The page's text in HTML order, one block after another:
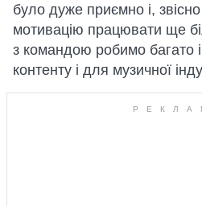
було дуже приємно і,
мотивацію працювати ще
з командою робимо багато
контенту і для музичної